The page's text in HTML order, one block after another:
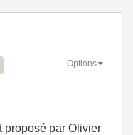
Options
proposé par Olivier